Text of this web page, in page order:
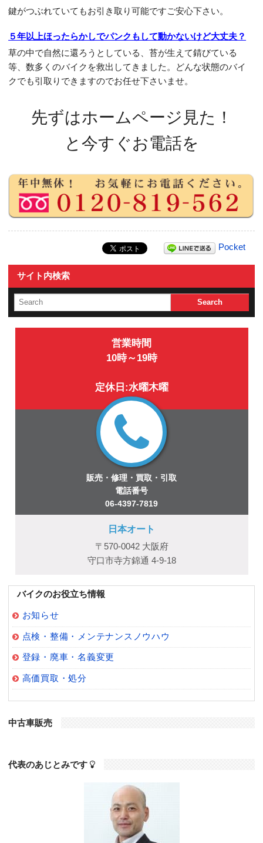
鍵がつぶれていてもお引き取り可能ですご安心下さい。
５年以上ほったらかしでパンクもして動かないけど大丈夫？
草の中で自然に還ろうとしている、苔が生えて錆びている
等、数多くのバイクを救出してきました。どんな状態のバイ
クでも引取りできますのでお任せ下さいませ。
先ずはホームページ見た！
と今すぐお電話を
Pocket
サイト内検索
営業時間
10時～19時
定休日:水曜木曜
販売・修理・買取・引取
電話番号
06-4397-7819
日本オート
〒570-0042 大阪府
守口市寺方錦通 4-9-18
バイクのお役立ち情報
お知らせ
点検・整備・メンテナンスノウハウ
登録・廃車・名義変更
高価買取・処分
中古車販売
代表のあじとみです